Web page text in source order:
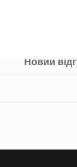
Новий